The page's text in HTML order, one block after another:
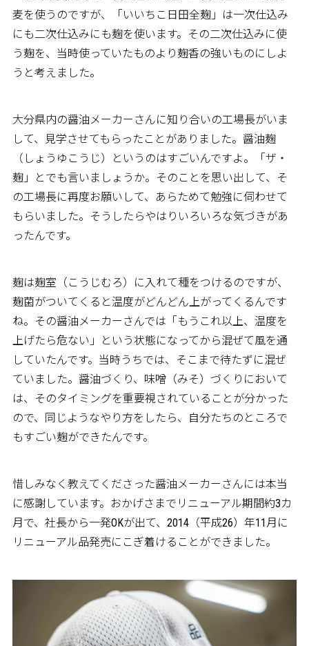
麦を使うのですが、「いいちこ日田全麹」は一次仕込み
にも二次仕込みにも麹を使います。その二次仕込みに使
う麹を、当時使っていたものより麹香の強いものにしよ
うと考えました。
大分県内の醤油メーカーさんに知り合いの工場長がいま
して、見学させてもらったことがありました。醤油麹
（しょうゆこうじ）というのはすごいんですよ。「ザ・
麹」とでも言いましょうか。そのことを思い出して、そ
の工場長に再度お願いして、あらためて勉強に伺わせて
もらいました。そうしたらやはりいろいろな気づきがあ
ったんです。
麹は麹室（こうじむろ）に入れて種をつけるのですが、
麹菌がついてくると温度がどんどん上がってくるんです
ね。その醤油メーカーさんでは「もうこれ以上、温度を
上げたら危ない」という状態になってから混ぜて風を通
していたんです。当時うちでは、そこまで待たずに混ぜ
ていました。醤油づくり、味噌（みそ）づくりにおいて
は、そのタイミングを重要視されていることが分かった
ので、同じようなやり方をしたら、自分たちのところで
もすごい麹ができたんです。
惜しみなく教えてくださった醤油メーカーさんには本当
に感謝しています。おかげさまでリニューアル期間約3カ
月で、社長から一発OKが出て、2014（平成26）年11月に
リニューアル品発売にこぎ着けることができました。